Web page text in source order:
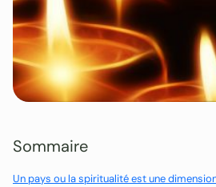
Sommaire
Un pays ou la spiritualité est une